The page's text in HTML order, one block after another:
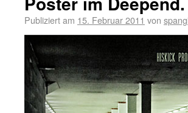
Publiziert am 15. Februar 2011 von